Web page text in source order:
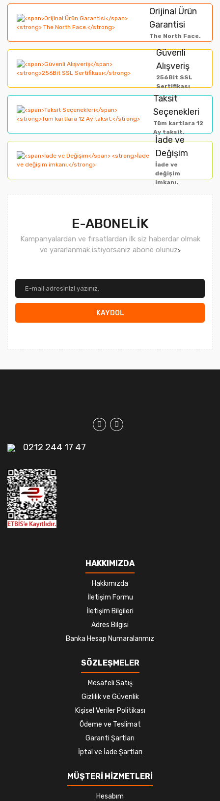
Orijinal Ürün
Garantisi
The North Face.
Güvenli
Alışveriş
256Bit SSL
Sertifikası
Taksit
Seçenekleri
Tüm kartlara 12
Ay taksit.
İade ve
Değişim
İade ve
değişim
imkanı.
E-ABONELİK
Kampanyalardan ve fırsatlardan ilk siz haberdar olmak
ve yararlanmak istiyorsanız abone olunuz>
KAYDOL
0212 244 17 47
HAKKIMIZDA
Hakkımızda
İletişim Formu
İletişim Bilgileri
Adres Bilgisi
Banka Hesap Numaralarımız
SÖZLEŞMELER
Mesafeli Satış
Gizlilik ve Güvenlik
Kişisel Veriler Politikası
Ödeme ve Teslimat
Garanti Şartları
İptal ve İade Şartları
MÜŞTERİ HİZMETLERİ
Hesabım